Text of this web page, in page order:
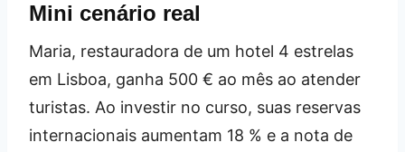
Mini cenário real
Maria, restauradora de um hotel 4 estrelas
em Lisboa, ganha 500 € ao mês ao atender
turistas. Ao investir no curso, suas reservas
internacionais aumentam 18 % e a nota de